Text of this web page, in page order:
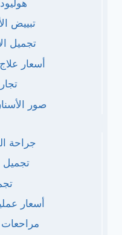
تبييض
تجميل
أسعار
صور
جراحة
أسعار
مراحعات